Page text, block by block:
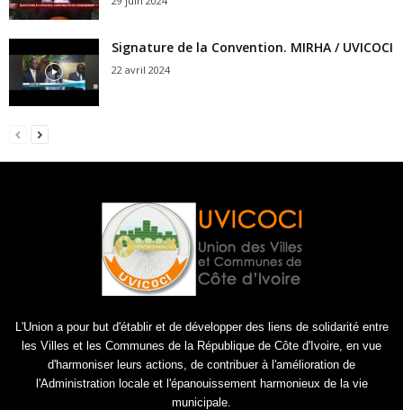
Signature de la Convention. MIRHA / UVICOCI
22 avril 2024
L'Union a pour but d'établir et de développer des liens de solidarité entre
les Villes et les Communes de la République de Côte d'Ivoire, en vue
d'harmoniser leurs actions, de contribuer à l'amélioration de
l'Administration locale et l'épanouissement harmonieux de la vie
municipale.